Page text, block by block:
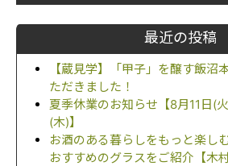
最近の投稿
【蔵見学】「甲子」を醸す飯沼
ただきました！
夏季休業のお知らせ【8月11日(
(木)】
お酒のある暮らしをもっと楽し
おすすめのグラスをご紹介【木